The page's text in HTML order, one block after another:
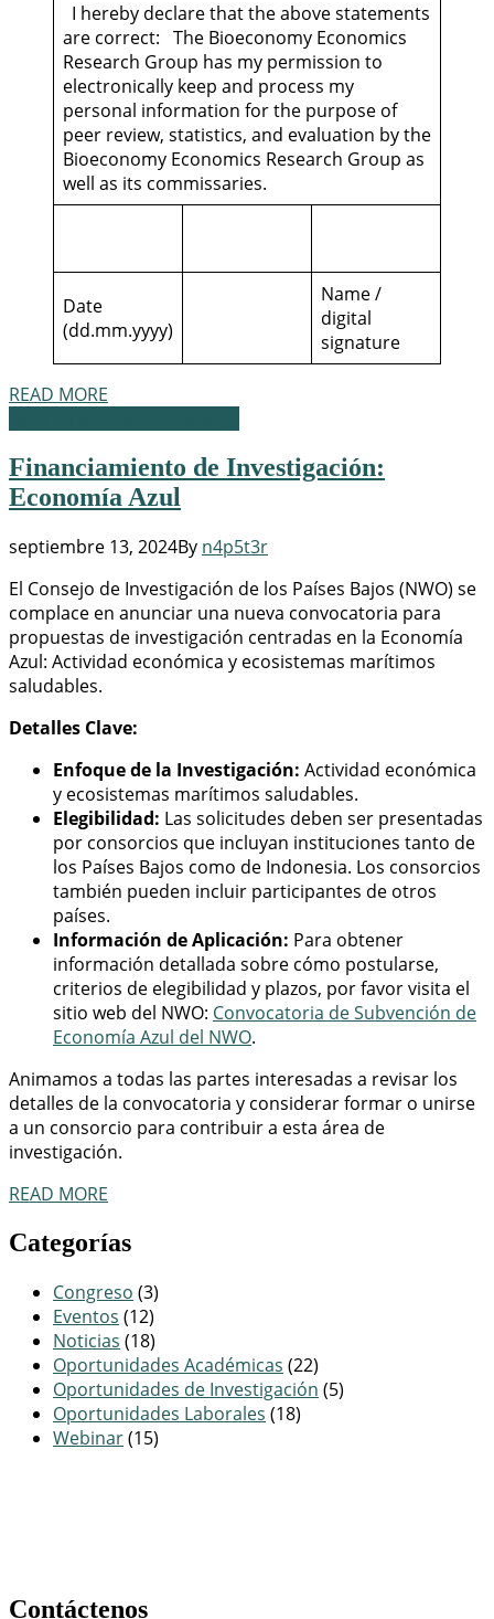
I hereby declare that the above statements
are correct: The Bioeconomy Economics
Research Group has my permission to
electronically keep and process my
personal information for the purpose of
peer review, statistics, and evaluation by the
Bioeconomy Economics Research Group as
well as its commissaries.
Date
(dd.mm.yyyy)
Name /
digital
signature
READ MORE
Financiamiento de Investigación:
Economía Azul
septiembre 13, 2024By n4p5t3r
El Consejo de Investigación de los Países Bajos (NWO) se
complace en anunciar una nueva convocatoria para
propuestas de investigación centradas en la Economía
Azul: Actividad económica y ecosistemas marítimos
saludables.
Detalles Clave:
Enfoque de la Investigación: Actividad económica
y ecosistemas marítimos saludables.
Elegibilidad: Las solicitudes deben ser presentadas
por consorcios que incluyan instituciones tanto de
los Países Bajos como de Indonesia. Los consorcios
también pueden incluir participantes de otros
países.
Información de Aplicación: Para obtener
información detallada sobre cómo postularse,
criterios de elegibilidad y plazos, por favor visita el
sitio web del NWO: Convocatoria de Subvención de
Economía Azul del NWO.
Animamos a todas las partes interesadas a revisar los
detalles de la convocatoria y considerar formar o unirse
a un consorcio para contribuir a esta área de
investigación.
READ MORE
Categorías
Congreso (3)
Eventos (12)
Noticias (18)
Oportunidades Académicas (22)
Oportunidades de Investigación (5)
Oportunidades Laborales (18)
Webinar(15)
Contáctenos